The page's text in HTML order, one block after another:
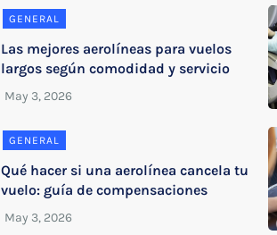
GENERAL
Las mejores aerolíneas para vuelos
largos según comodidad y servicio
GENERAL
Qué hacer si una aerolínea cancela tu
vuelo: guía de compensaciones